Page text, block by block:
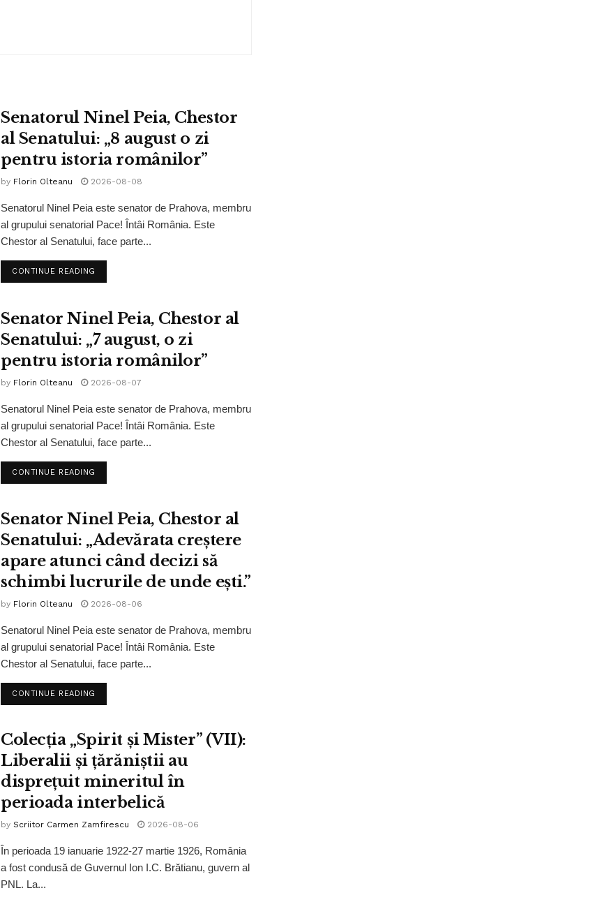
Senatorul Ninel Peia, Chestor
al Senatului: „8 august o zi
pentru istoria românilor”
by Florin Olteanu 2026-08-08
Senatorul Ninel Peia este senator de Prahova, membru
al grupului senatorial Pace! Întâi România. Este
Chestor al Senatului, face parte...
CONTINUE READING
Senator Ninel Peia, Chestor al
Senatului: „7 august, o zi
pentru istoria românilor”
by Florin Olteanu 2026-08-07
Senatorul Ninel Peia este senator de Prahova, membru
al grupului senatorial Pace! Întâi România. Este
Chestor al Senatului, face parte...
CONTINUE READING
Senator Ninel Peia, Chestor al
Senatului: „Adevărata creștere
apare atunci când decizi să
schimbi lucrurile de unde ești.”
by Florin Olteanu 2026-08-06
Senatorul Ninel Peia este senator de Prahova, membru
al grupului senatorial Pace! Întâi România. Este
Chestor al Senatului, face parte...
CONTINUE READING
Colecția „Spirit și Mister” (VII):
Liberalii și țărăniștii au
disprețuit mineritul în
perioada interbelică
by Scriitor Carmen Zamfirescu 2026-08-06
În perioada 19 ianuarie 1922-27 martie 1926, România
a fost condusă de Guvernul Ion I.C. Brătianu, guvern al
PNL. La...